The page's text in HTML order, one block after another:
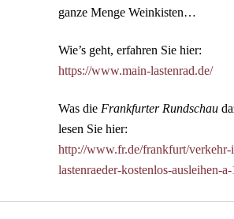
ganze Menge Weinkisten…
Wie’s geht, erfahren Sie hier:
https://www.main-lastenrad.de/
Was die Frankfurter Rundschau
lesen Sie hier:
http://www.fr.de/frankfurt/
lastenraeder-kostenlos-ausleihen-